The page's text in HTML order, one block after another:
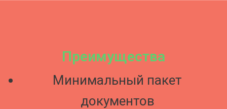
Преимущества
Минимальный пакет
документов